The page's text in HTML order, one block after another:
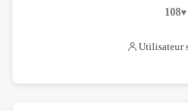
108
Utilisateur